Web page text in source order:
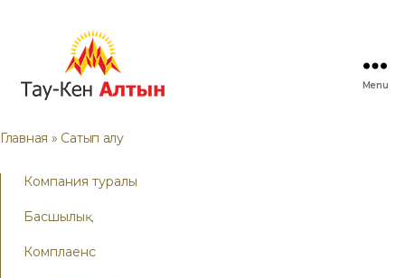
Menu
Главная » Сатып алу
Компания туралы
Басшылық
Комплаенс